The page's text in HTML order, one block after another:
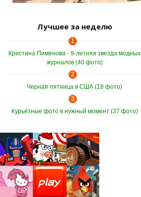
Лучшее за неделю
1
Кристина Пименова - 9-летняя звезда модных
журналов (40 фото)
2
Черная пятница в США (18 фото)
3
Курьёзные фото в нужный момент (37 фото)